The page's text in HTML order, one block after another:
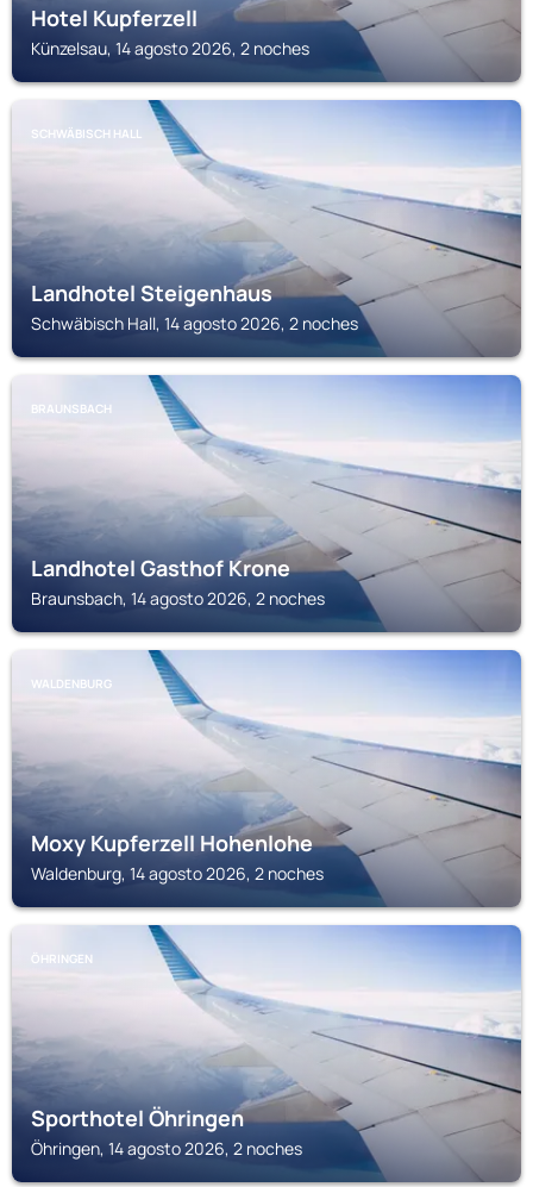
Hotel Kupferzell
Künzelsau, 14 agosto 2026, 2 noches
SCHWÄBISCH HALL
Landhotel Steigenhaus
Schwäbisch Hall, 14 agosto 2026, 2 noches
BRAUNSBACH
Landhotel Gasthof Krone
Braunsbach, 14 agosto 2026, 2 noches
WALDENBURG
Moxy Kupferzell Hohenlohe
Waldenburg, 14 agosto 2026, 2 noches
ÖHRINGEN
Sporthotel Öhringen
Öhringen, 14 agosto 2026, 2 noches